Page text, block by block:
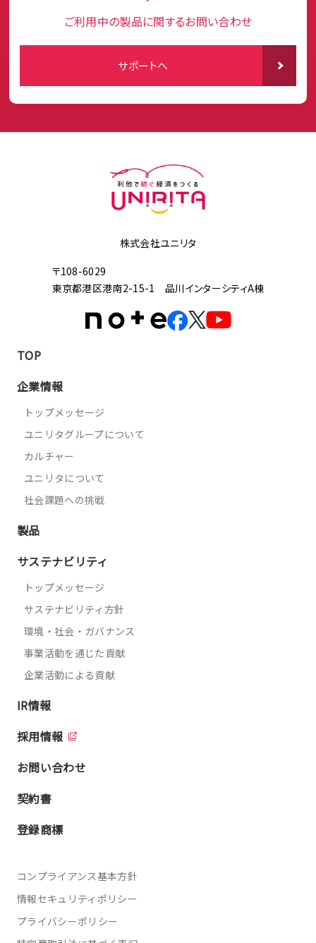
ご利用中の製品に関するお問い合わせ
サポートへ
株式会社ユニリタ
〒108-6029
東京都港区港南2-15-1 品川インターシティA棟
TOP
企業情報
トップメッセージ
ユニリタグループについて
カルチャー
ユニリタについて
社会課題への挑戦
製品
サステナビリティ
トップメッセージ
サステナビリティ方針
環境・社会・ガバナンス
事業活動を通じた貢献
企業活動による貢献
IR情報
採用情報
お問い合わせ
契約書
登録商標
コンプライアンス基本方針
情報セキュリティポリシー
プライバシーポリシー